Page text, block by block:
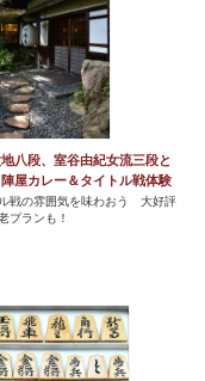
八段、室谷由紀女流三段と
屋カレー＆タイトル戦体験
戦の雰囲気を味わおう 大好評
プランも！